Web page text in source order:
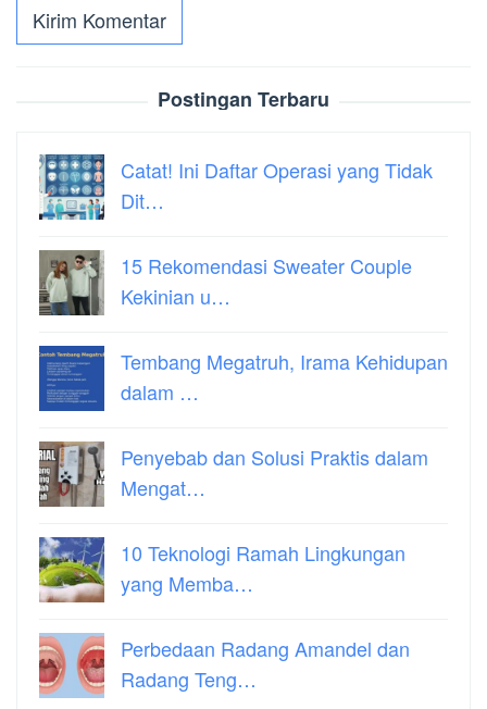
Postingan Terbaru
Catat! Ini Daftar Operasi yang Tidak
Dit…
15 Rekomendasi Sweater Couple
Kekinian u…
Tembang Megatruh, Irama Kehidupan
dalam …
Penyebab dan Solusi Praktis dalam
Mengat…
10 Teknologi Ramah Lingkungan
yang Memba…
Perbedaan Radang Amandel dan
Radang Teng…